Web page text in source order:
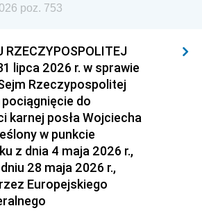
poz. 753
RZECZYPOSPOLITEJ
lipca 2026 r. w sprawie
Rzeczypospolitej
do
karnej posła Wojciecha
w punkcie
z dnia 4 maja 2026 r.,
28 maja 2026 r.,
Europejskiego